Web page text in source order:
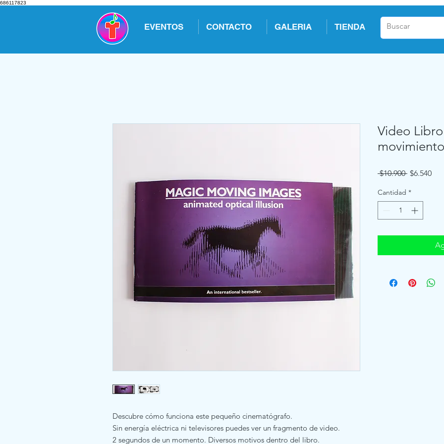
686117823
EVENTOS CONTACTO GALERIA TIENDA
Descubre cómo funciona este pequeño cinematógrafo.
Sin energía eléctrica ni televisores puedes ver un fragmento de video.
2 segundos de un momento. Diversos motivos dentro del libro.
Video
$10.900 Precio
$6.540
Cantidad *